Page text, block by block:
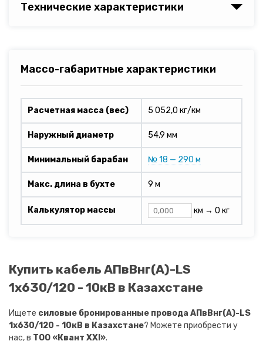
Технические характеристики
Массо-габаритные характеристики
Расчетная масса (вес) 5 052,0 кг/км
Наружный диаметр 54,9 мм
Минимальный барабан № 18 — 290 м
Макс. длина в бухте 9 м
Калькулятор массы км → 0 кг
Купить кабель АПвВнг(A)-LS
1х630/120 - 10кВ в Казахстане
Ищете силовые бронированные провода АПвВнг(A)-LS
1х630/120 - 10кВ в Казахстане? Можете приобрести у
нас, в ТОО «Квант XXI».